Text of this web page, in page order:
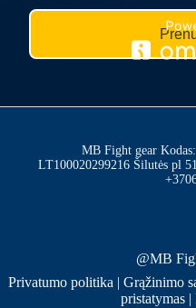
MB Fight gear
LT100020299216 Šilutės pl
@MB
Privatumo politika | Grąžinimo
pristatymas|